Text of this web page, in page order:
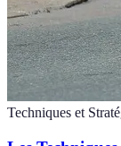
Techniques et